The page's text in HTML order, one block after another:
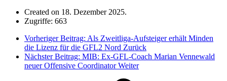
Created on 18. Dezember 2025.
Zugriffe: 663
Vorheriger Beitrag: Als Zweitliga-Aufsteiger erhält Minden
die Lizenz für die GFL2 Nord Zurück
Nächster Beitrag: MIB: Ex-GFL-Coach Marian Vennewald
neuer Offensive CoordinatorWeiter